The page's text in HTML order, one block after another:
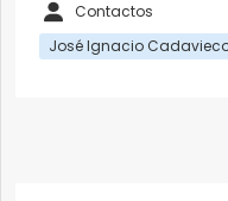
Contactos
José Ignacio